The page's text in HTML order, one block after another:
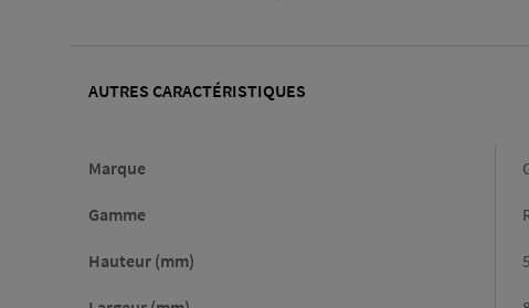
AUTRES CARACTÉRISTIQUES
Marque
Gamme
Hauteur (mm)